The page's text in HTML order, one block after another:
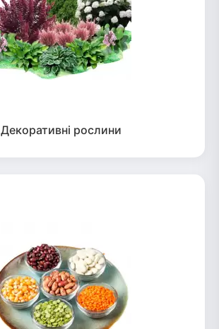
Декоративні рослини